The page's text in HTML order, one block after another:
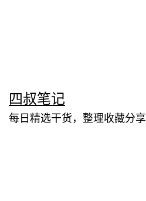
至
内
四叔笔记
每日精选干货，整理收藏分享